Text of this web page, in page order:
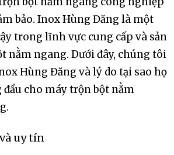
bảo. Inox Hùng Đăng là một
trong lĩnh vực cung cấp và sản
nằm ngang. Dưới đây, chúng tôi
Hùng Đăng và lý do tại sao họ
cho máy trộn bột nằm
uy tín